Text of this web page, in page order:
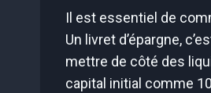
Il est essentiel de
Un livret d’épargne,
mettre de côté des
capital initial comme